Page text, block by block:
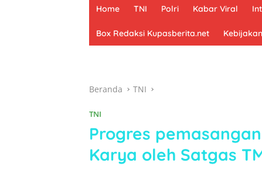
Home TNI Polri Kabar Viral
Box Redaksi Kupasberita.net
Beranda TNI
TNI
Progres
Karya oleh Satgas